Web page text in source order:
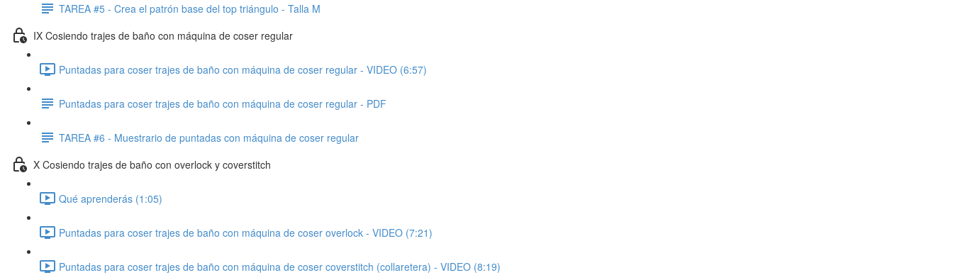
TAREA #5 - Crea el patrón base del top triángulo - Talla M
IX Cosiendo trajes de baño con máquina de coser regular
Puntadas para coser trajes de baño con máquina de coser regular - VIDEO (6:57)
Puntadas para coser trajes de baño con máquina de coser regular - PDF
TAREA #6 - Muestrario de puntadas con máquina de coser regular
X Cosiendo trajes de baño con overlock y coverstitch
Qué aprenderás (1:05)
Puntadas para coser trajes de baño con máquina de coser overlock - VIDEO (7:21)
Puntadas para coser trajes de baño con máquina de coser coverstitch (collaretera) - VIDEO (8:19)